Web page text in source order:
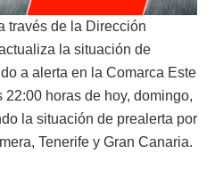
través de la Dirección
la situación de
a alerta en la Comarca Este
horas de hoy, domingo,
la situación de prealerta por
Tenerife y Gran Canaria.